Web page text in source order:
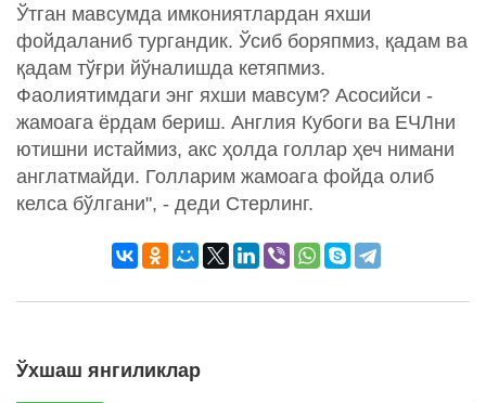
Ўтган мавсумда имкониятлардан яхши
фойдаланиб тургандик. Ўсиб боряпмиз, қадам ва
қадам тўғри йўналишда кетяпмиз.
Фаолиятимдаги энг яхши мавсум? Асосийси -
жамоага ёрдам бериш. Англия Кубоги ва ЕЧЛни
ютишни истаймиз, акс ҳолда голлар ҳеч нимани
англатмайди. Голларим жамоага фойда олиб
келса бўлгани", - деди Стерлинг.
Ўхшаш янгиликлар